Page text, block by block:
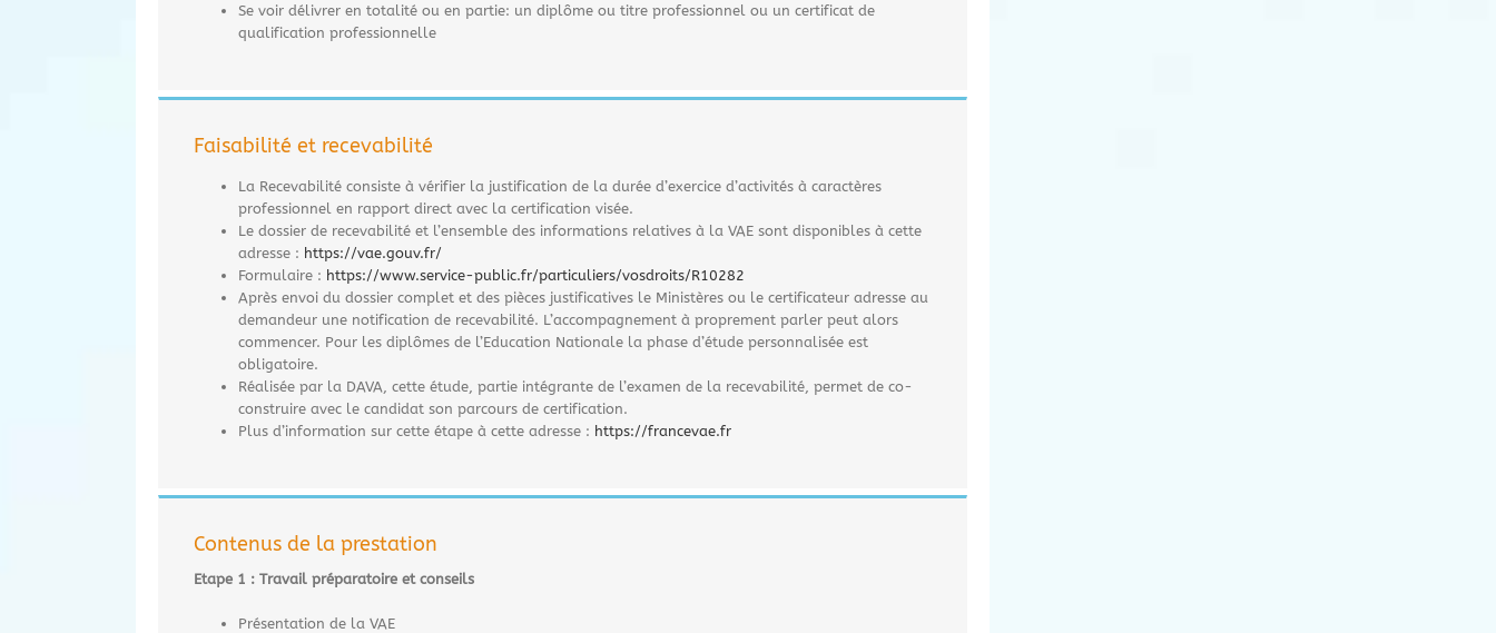
Se voir délivrer en totalité ou en partie: un diplôme ou titre professionnel ou un certificat de
qualification professionnelle
Faisabilité et recevabilité
La Recevabilité consiste à vérifier la justification de la durée d’exercice d’activités à caractères
professionnel en rapport direct avec la certification visée.
Le dossier de recevabilité et l’ensemble des informations relatives à la VAE sont disponibles à cette
adresse : https://vae.gouv.fr/
Formulaire : https://www.service-public.fr/particuliers/vosdroits/R10282
Après envoi du dossier complet et des pièces justificatives le Ministères ou le certificateur adresse au
demandeur une notification de recevabilité. L’accompagnement à proprement parler peut alors
commencer. Pour les diplômes de l’Education Nationale la phase d’étude personnalisée est
obligatoire.
Réalisée par la DAVA, cette étude, partie intégrante de l’examen de la recevabilité, permet de co-
construire avec le candidat son parcours de certification.
Plus d’information sur cette étape à cette adresse : https://francevae.fr
Contenus de la prestation
Etape 1 : Travail préparatoire et conseils
Présentation de la VAE